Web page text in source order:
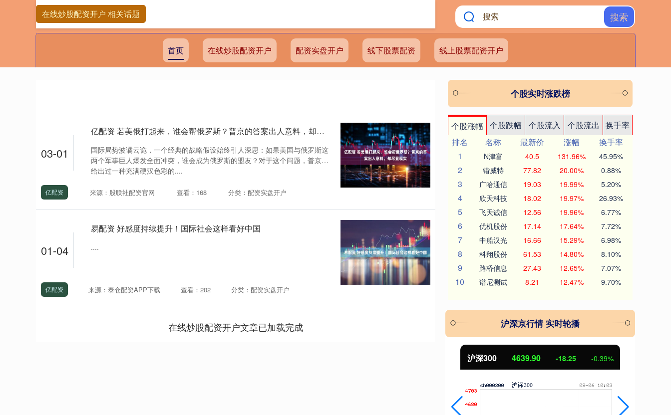
搜索
首页 在线炒股配资开户 配资实盘开户 线下股票配资 线上股票配资开户
在线炒股配资开户 相关话题
03-01
亿配资 若美俄打起来，谁会帮俄罗斯？普京的答案出人意料，却尽显现实
国际局势波谲云诡，一个经典的战略假设始终引人深思：如果美国与俄罗斯这
两个军事巨人爆发全面冲突，谁会成为俄罗斯的盟友？对于这个问题，普京曾
给出过一种充满硬汉色彩的....
亿配资 来源：股联社配资官网 查看：168 分类：配资实盘开户
01-04
易配资 好感度持续提升！国际社会这样看好中国
....
亿配资 来源：泰仓配资APP下载 查看：202 分类：配资实盘开户
在线炒股配资开户文章已加载完成
个股实时涨跌榜
个股涨幅 个股跌幅 个股流入 个股流出
换手率
排名
名称 最新价 涨幅
换手率
1
N津富 40.5 131.96% 45.95%
2 锴威特 77.82 20.00% 0.88%
3 广哈通信 19.03 19.99% 5.20%
4 欣天科技 18.02 19.97% 26.93%
5 飞天诚信 12.56 19.96% 6.77%
6 优机股份 17.14 17.64% 7.72%
7 中船汉光 16.66 15.29% 6.98%
8 科翔股份 61.53 14.80% 8.10%
9 路桥信息 27.43 12.65% 7.07%
10 谱尼测试 8.21 12.47% 9.70%
沪深京行情 实时轮播
北证50 1122.98 3.52 0.32%